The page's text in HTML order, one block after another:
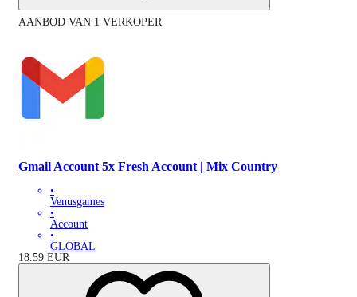
AANBOD VAN 1 VERKOPER
Gmail Account 5x Fresh Account | Mix Country
•
Venusgames
•
Account
•
GLOBAL
18.59 EUR